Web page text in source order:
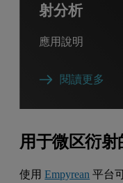
射分析
應用說明
閱讀更多
用于微区衍
使用Empyrean 平台